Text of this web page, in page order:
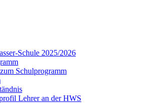
Schule 2025/2026
Schulprogramm
Lehrer an der HWS